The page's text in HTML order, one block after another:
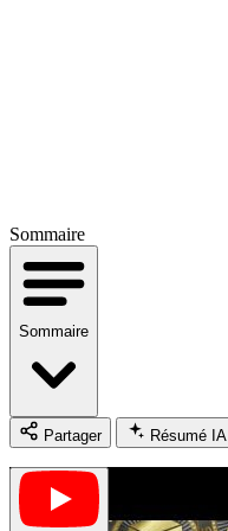
Sommaire
Sommaire
Partager Résumé IA